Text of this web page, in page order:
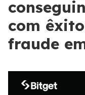
com
fraude